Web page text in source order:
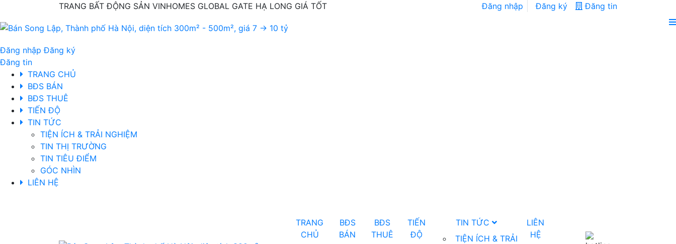
TRANG BẤT ĐỘNG SẢN VINHOMES GLOBAL GATE HẠ LONG GIÁ TỐT Đăng nhập Đăng ký Đăng tin
Đăng nhập Đăng ký
Đăng tin
TRANG CHỦ
BĐS BÁN
BĐS THUÊ
TIẾN ĐỘ
TIN TỨC
TIỆN ÍCH & TRẢI NGHIỆM
TIN THỊ TRƯỜNG
TIN TIÊU ĐIỂM
GÓC NHÌN
LIÊN HỆ
TRANG
CHỦ
BĐS
BÁN
BĐS
THUÊ
TIẾN
ĐỘ
TIN TỨC
TIỆN ÍCH & TRẢI
LIÊN
HỆ